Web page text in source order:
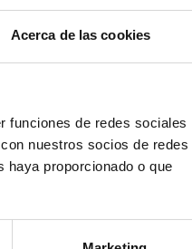
Acerca de las cookies
funciones de redes sociales
nuestros socios de redes
haya proporcionado o que
con dudas
puedes venir a
novedad!